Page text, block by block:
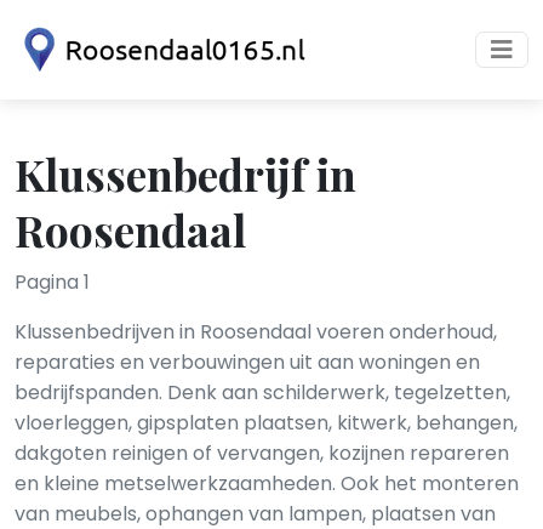
Klussenbedrijf in
Roosendaal
Pagina 1
Klussenbedrijven in Roosendaal voeren onderhoud,
reparaties en verbouwingen uit aan woningen en
bedrijfspanden. Denk aan schilderwerk, tegelzetten,
vloerleggen, gipsplaten plaatsen, kitwerk, behangen,
dakgoten reinigen of vervangen, kozijnen repareren
en kleine metselwerkzaamheden. Ook het monteren
van meubels, ophangen van lampen, plaatsen van